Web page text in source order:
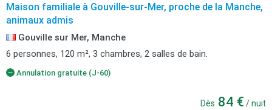
Maison familiale à Gouville-sur-Mer, proche de la Manche,
animaux admis
Gouville sur Mer, Manche
6 personnes, 120 m², 3 chambres, 2 salles de bain.
Annulation gratuite (J-60)
Dès 84 € / nuit